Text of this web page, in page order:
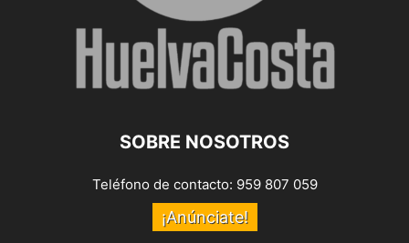
SOBRE NOSOTROS
Teléfono de contacto: 959 807 059
¡Anúnciate!